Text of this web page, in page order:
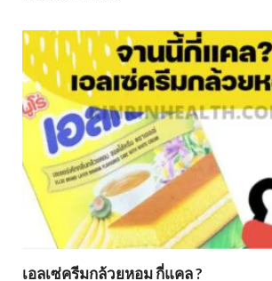
เอลเซ่ครีมกล้วยหอม กี่แคล ?